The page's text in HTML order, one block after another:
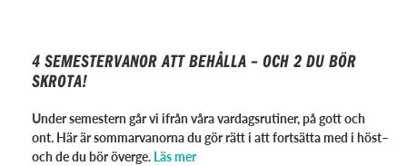
4 SEMESTERVANOR ATT BEHÅLLA – OCH 2 DU BÖR
SKROTA!
Under semestern går vi ifrån våra vardagsrutiner, på gott och
ont. Här är sommarvanorna du gör rätt i att fortsätta med i höst–
och de du bör överge. Läs mer